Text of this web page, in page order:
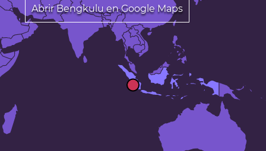
Abrir Bengkulu en Google Maps